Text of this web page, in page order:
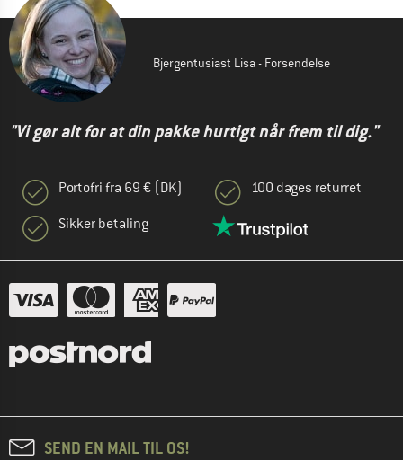
Bjergentusiast Lisa - Forsendelse
"Vi gør alt for at din pakke hurtigt når frem til dig."
Portofri fra 69 € (DK)
Sikker betaling
100 dages returret
SEND EN MAIL TIL OS!